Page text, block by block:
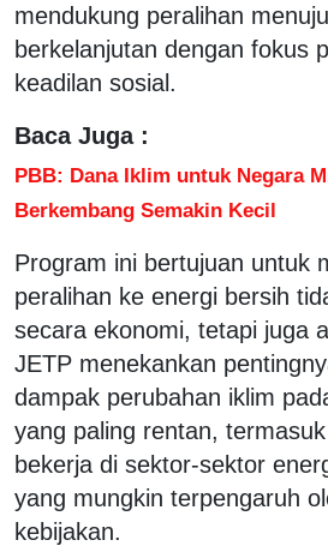
mendukung peralihan
berkelanjutan dengan fokus
keadilan sosial.
Baca Juga :
PBB: Dana Iklim untuk Negara
Berkembang Semakin Kecil
Program ini bertujuan untuk
peralihan ke energi bersih
secara ekonomi, tetapi juga
JETP menekankan
dampak perubahan iklim
yang paling rentan,
bekerja di sektor-sektor
yang mungkin terpengaruh
kebijakan.